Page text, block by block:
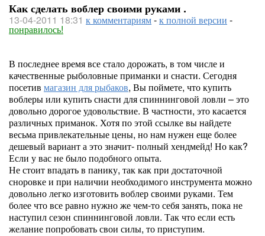
Как сделать воблер своими руками .
13-04-2011 18:31 к комментариям-к полной версии -
понравилось!
В последнее время все стало дорожать, в том числе и
качественные рыболовные приманки и снасти. Сегодня
посетив магазин для рыбаков, Вы поймете, что купить
воблеры или купить снасти для спиннинговой ловли – это
довольно дорогое удовольствие. В частности, это касается
различных приманок. Хотя по этой ссылке вы найдете
весьма привлекательные цены, но нам нужен еще более
дешевый вариант а это значит- полный хендмейд! Но как?
Если у вас не было подобного опыта.
Не стоит впадать в панику, так как при достаточной
сноровке и при наличии необходимого инструмента можно
довольно легко изготовить воблер своими руками. Тем
более что все равно нужно же чем-то себя занять, пока не
наступил сезон спиннинговой ловли. Так что если есть
желание попробовать свои силы, то приступим.